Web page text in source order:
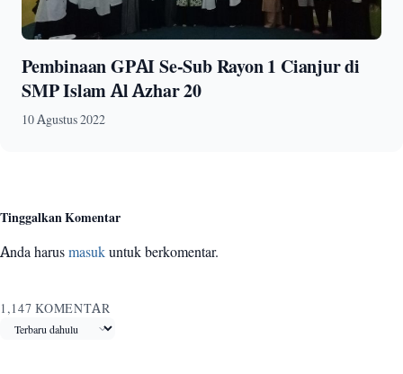
Pembinaan GPAI Se-Sub Rayon 1 Cianjur di
SMP Islam Al Azhar 20
10 Agustus 2022
Tinggalkan Komentar
Anda harus masuk untuk berkomentar.
1,147 KOMENTAR
Urutkan komentar